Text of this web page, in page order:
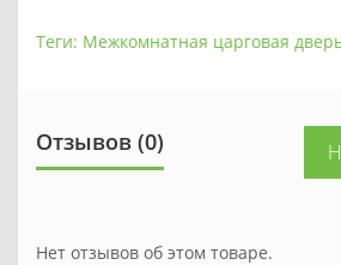
Теги: Межкомнатная царговая
Отзывов (0)
Нет отзывов об этом товаре.